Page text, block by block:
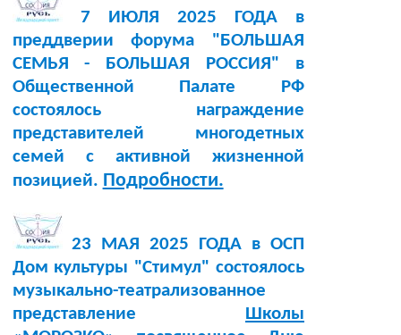
7 ИЮЛЯ 2025 ГОДА в
преддверии форума "БОЛЬШАЯ
СЕМЬЯ - БОЛЬШАЯ РОССИЯ" в
Общественной Палате РФ
состоялось награждение
представителей многодетных
семей с активной жизненной
позицией. Подробности.
23 МАЯ 2025 ГОДА в ОСП
Дом культуры "Стимул" состоялось
музыкально-театрализованное
представление Школы